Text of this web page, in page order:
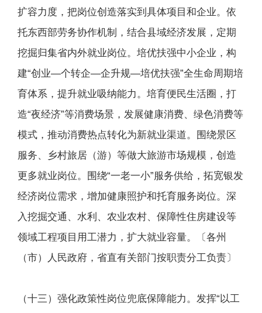
扩容力度，把岗位创造落实到具体项目和企业。依
托东西部劳务协作机制，结合县域经济发展，定期
挖掘归集省内外就业岗位。培优扶强中小企业，构
建“创业—个转企—企升规—培优扶强”全生命周期培
育体系，提升就业吸纳能力。培育便民生活圈，打
造“夜经济”等消费场景，发展健康消费、绿色消费等
模式，推动消费热点转化为新就业渠道。围绕景区
服务、乡村旅居（游）等做大旅游市场规模，创造
更多就业岗位。围绕“一老一小”服务供给，拓宽银发
经济岗位需求，增加健康照护和托育服务岗位。深
入挖掘交通、水利、农业农村、保障性住房建设等
领域工程项目用工潜力，扩大就业容量。〔各州
（市）人民政府，省直有关部门按职责分工负责〕
（十三）强化政策性岗位兜底保障能力。发挥“以工